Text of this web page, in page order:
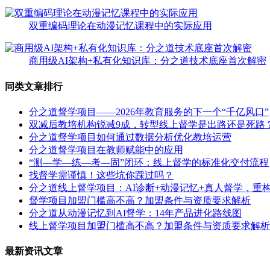
双重编码理论在动漫记忆课程中的实际应用
商用级AI架构+私有化知识库：分之道技术底座首次解密
同类文章排行
分之道督学项目——2026年教育服务的下一个“千亿风口”
双减后教培机构锐减9成，转型线上督学是出路还是死路
分之道督学项目如何通过数据分析优化教培运营
分之道督学项目在教师赋能中的应用
“测—学—练—考—固”闭环：线上督学的标准化交付流程
找督学需谨慎！这些坑你踩过吗？
分之道线上督学项目：AI诊断+动漫记忆+真人督学，重
督学项目加盟门槛高不高？加盟条件与资质要求解析
分之道从动漫记忆到AI督学：14年产品进化路线图
线上督学项目加盟门槛高不高？加盟条件与资质要求解析
最新资讯文章